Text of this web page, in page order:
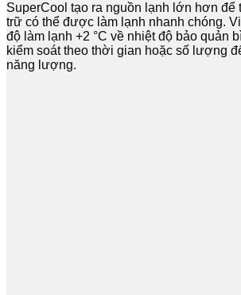
SuperCool tạo ra nguồn lạnh lớn hơn
trữ có thể được làm lạnh nhanh chóng.
độ làm lạnh +2 °C về nhiệt độ bảo quản
kiểm soát theo thời gian hoặc số lượng
năng lượng.